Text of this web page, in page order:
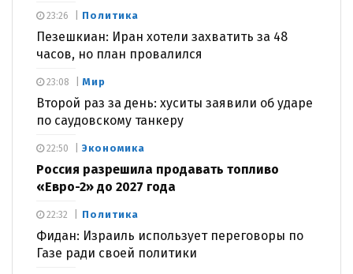
Политика
Пезешкиан: Иран хотели захватить за 48
часов, но план провалился
23:26
Мир
Второй раз за день: хуситы заявили об ударе
по саудовскому танкеру
23:08
Экономика
Россия разрешила продавать топливо
«Евро-2» до 2027 года
22:50
Политика
Фидан: Израиль использует переговоры по
Газе ради своей политики
22:32